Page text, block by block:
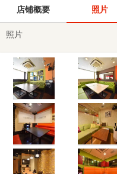
店铺概要 照片
照片